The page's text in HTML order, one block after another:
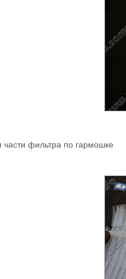
фильтра по гармошке